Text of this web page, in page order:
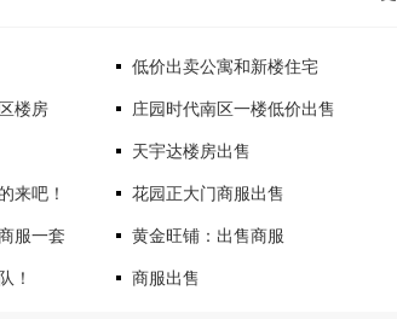
低价出卖公寓和新楼住宅
楼房 庄园时代南区一楼低价出售
天宇达楼房出售
来吧！ 花园正大门商服出售
服一套 黄金旺铺：出售商服
！ 商服出售